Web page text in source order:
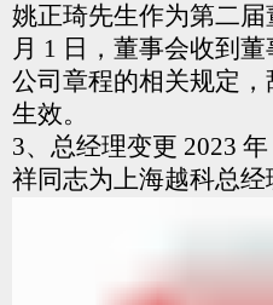
姚正琦先生作为第二届
月 1 日，董事会收到
公司章程的相关规定
生效。
3、总经理变更 2023
祥同志为上海越科总经